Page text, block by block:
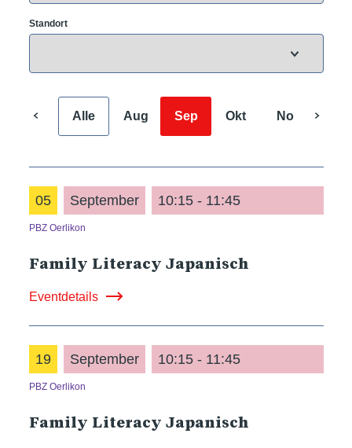
Standort
Alle Aug Sep Okt Nov
05 September 10:15 - 11:45
PBZ Oerlikon
Family Literacy Japanisch
Eventdetails
19 September 10:15 - 11:45
PBZ Oerlikon
Family Literacy Japanisch